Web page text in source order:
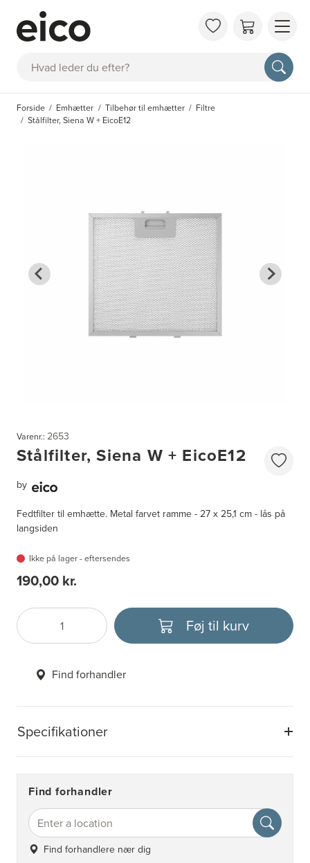
Søg
OM
FAQ
Forside Emhætter Tilbehør til emhætter
Filtre
Stålfilter, Siena W + EicoE12
Specifikationer
Varenr.: 2653
Stålfilter, Siena W + EicoE12
by
Fedtfilter til emhætte. Metal farvet ramme - 27 x 25,1 cm - lås på
langsiden
Ikke på lager - eftersendes
190,00 kr.
Antal
Vælg enhed Føj til kurv
Find forhandler
Find forhandler
Find forhandlere nær dig